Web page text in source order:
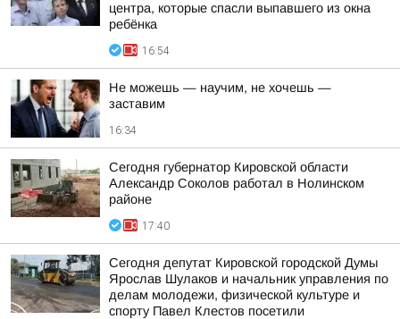
центра, которые спасли выпавшего из окна
ребёнка
16:54
Не можешь — научим, не хочешь —
заставим
16:34
Сегодня губернатор Кировской области
Александр Соколов работал в Нолинском
районе
17:40
Сегодня депутат Кировской городской Думы
Ярослав Шулаков и начальник управления по
делам молодежи, физической культуре и
спорту Павел Клестов посетили